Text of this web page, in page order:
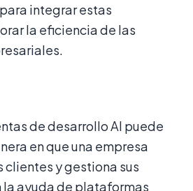
integrar estas
la eficiencia de las
de desarrollo AI puede
en que una empresa
clientes y gestiona sus
la ayuda de plataformas